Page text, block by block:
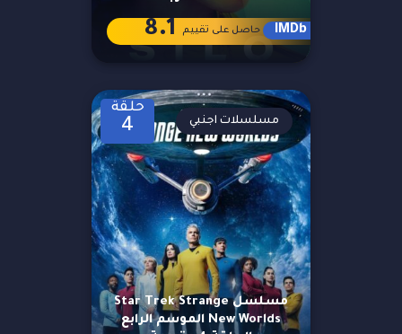
IMDb حاصل على تقييم 8.1
حلقة
4
مسلسل Star Trek Strange
New Worlds الموسم الرابع
مسلسلات اجنبي